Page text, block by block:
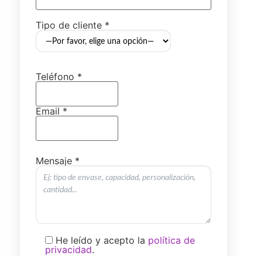
Tipo de cliente *
Teléfono *
Email *
Mensaje *
He leído y acepto la política de
privacidad.